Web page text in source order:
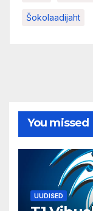
Šokolaadijaht
You missed
UUDISED